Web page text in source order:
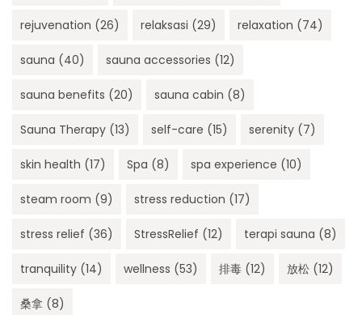
rejuvenation (26) relaksasi (29) relaxation (74)
sauna (40) sauna accessories (12)
sauna benefits (20) sauna cabin (8)
Sauna Therapy (13) self-care (15) serenity (7)
skin health (17) Spa (8) spa experience (10)
steam room (9) stress reduction (17)
stress relief (36) StressRelief (12) terapi sauna (8)
tranquility (14) wellness (53) 排毒 (12) 放松 (12)
桑拿 (8)